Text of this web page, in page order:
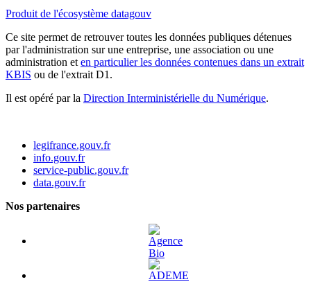
Produit de l'écosystème datagouv
Ce site permet de retrouver toutes les données publiques détenues
par l'administration sur une entreprise, une association ou une
administration et en particulier les données contenues dans un extrait
KBIS ou de l'extrait D1.
Il est opéré par la Direction Interministérielle du Numérique.
legifrance.gouv.fr
info.gouv.fr
service-public.gouv.fr
data.gouv.fr
Nos partenaires